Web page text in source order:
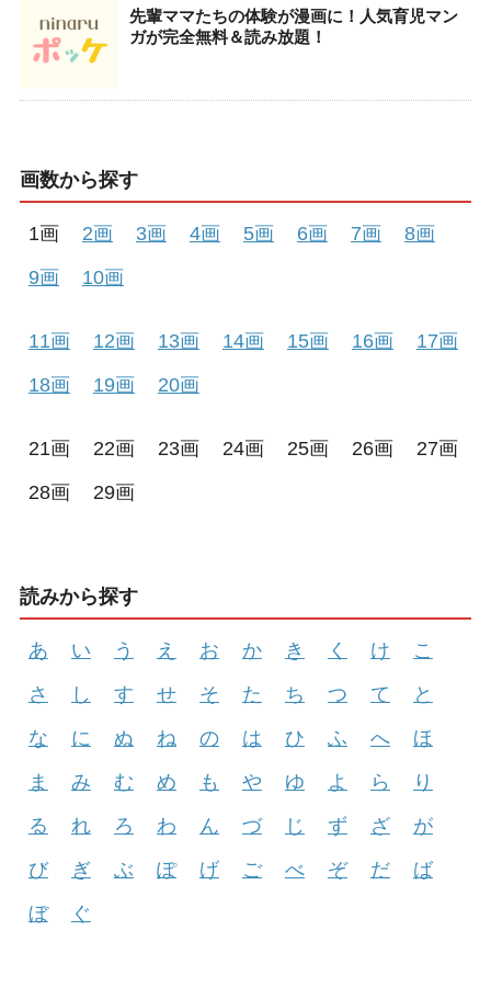
先輩ママたちの体験が漫画に！人気育児マン
ガが完全無料＆読み放題！
画数から探す
1画 2画 3画 4画 5画 6画 7画
8画
9画
10画
11画 12画 13画 14画 15画 16画
17画
18画
19画 20画
21画 22画 23画 24画 25画 26画
27画
28画
29画
読みから探す
あ い う え お か き く け
こ
さ
し す せ そ た ち つ て
と
な
に ぬ ね の は ひ ふ へ
ほ
ま
み む め も や ゆ よ ら
り
る
れ ろ わ ん づ じ ず ざ
が
び
ぎ ぶ ぽ げ ご べ ぞ だ
ば
ぼ
ぐ